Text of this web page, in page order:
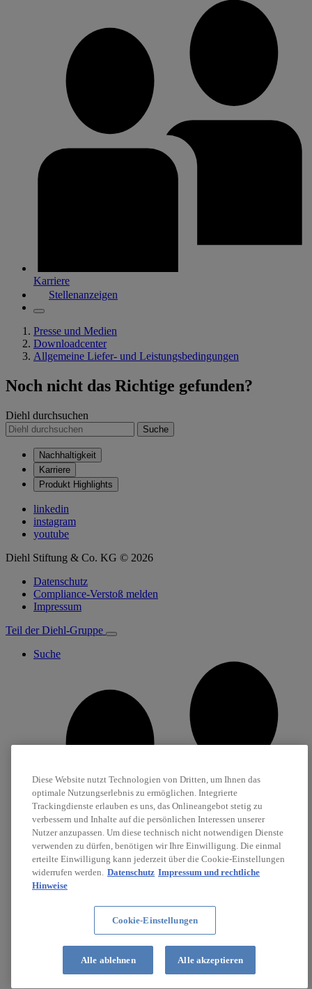
Karriere
Stellenanzeigen
Presse und Medien
Downloadcenter
Allgemeine Liefer- und Leistungsbedingungen
Noch nicht das Richtige gefunden?
Diehl durchsuchen
Suche
Nachhaltigkeit
Karriere
Produkt Highlights
linkedin
instagram
youtube
Diehl Stiftung & Co. KG © 2026
Datenschutz
Compliance-Verstoß melden
Impressum
Teil der Diehl-Gruppe
Suche
Stellenanzeigen
Diese Website nutzt Technologien von Dritten, um Ihnen das
optimale Nutzungserlebnis zu ermöglichen. Integrierte
Trackingdienste erlauben es uns, das Onlineangebot stetig zu
verbessern und Inhalte auf die persönlichen Interessen unserer
Nutzer anzupassen. Um diese technisch nicht notwendigen Dienste
verwenden zu dürfen, benötigen wir Ihre Einwilligung. Die einmal
erteilte Einwilligung kann jederzeit über die Cookie-Einstellungen
widerrufen werden. Datenschutz Impressum und rechtliche
Hinweise
Cookie-Einstellungen
Alle ablehnen Alle akzeptieren